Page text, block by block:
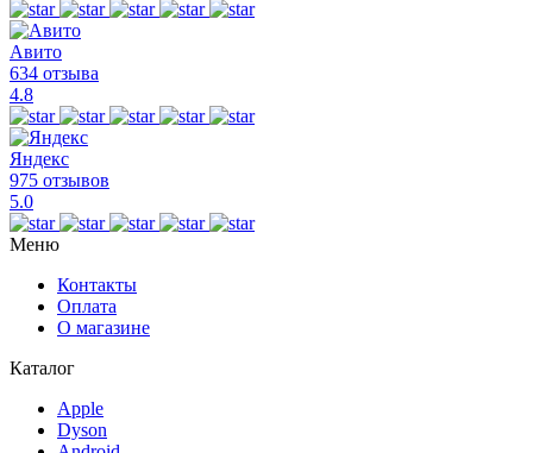
Авито
634 отзыва
4.8
Яндекс
975 отзывов
5.0
Меню
Контакты
Оплата
О магазине
Каталог
Apple
Dyson